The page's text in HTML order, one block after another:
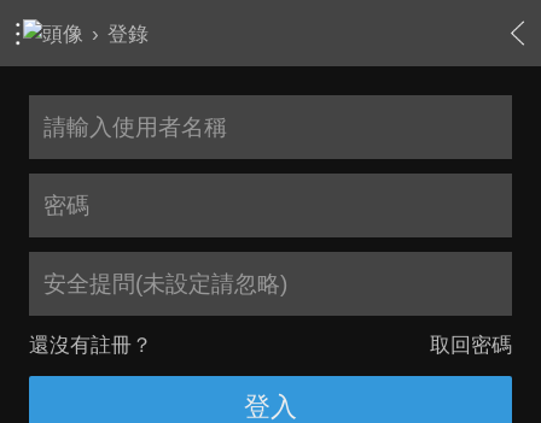
› 登錄
安全提問(未設定請忽略)
還沒有註冊？ 取回密碼
登入